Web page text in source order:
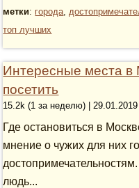
метки: города,
топ лучших
Интересные места в
посетить
15.2k (1 за неделю) |
Где остановиться в
мнение о чужих для них
людь...